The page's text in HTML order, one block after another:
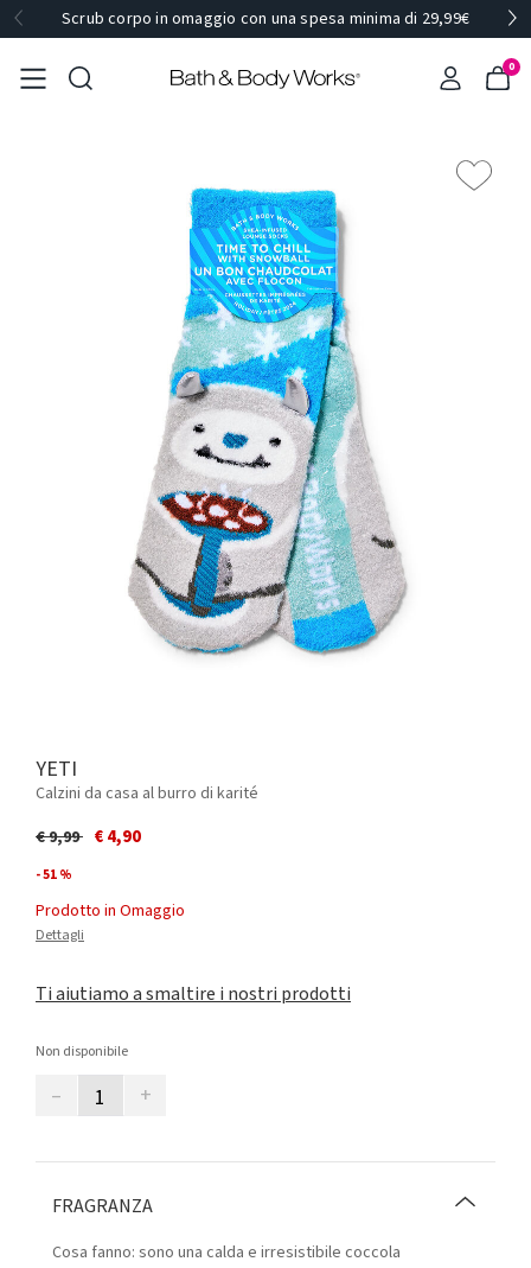
Scrub corpo in omaggio con una spesa minima di 29,99€
0
YETI
Calzini da casa al burro di karité
Price reduced from
€ 9,99to€ 4,90
- 51 %
Prodotto in Omaggio
Dettagli
Ti aiutiamo a smaltire i nostri prodotti
Non disponibile
– +
FRAGRANZA
Cosa fanno: sono una calda e irresistibile coccola